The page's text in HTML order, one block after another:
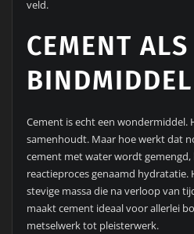
veld.
CEMENT ALS
BINDMIDDEL
Cement is echt een wondermiddel.
samenhoudt. Maar hoe werkt dat
cement met water wordt
reactieproces genaamd
stevige massa die na verloop van
maakt cement ideaal voor allerlei
metselwerk tot pleisterwerk.